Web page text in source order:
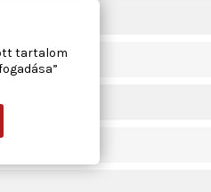
tartalom